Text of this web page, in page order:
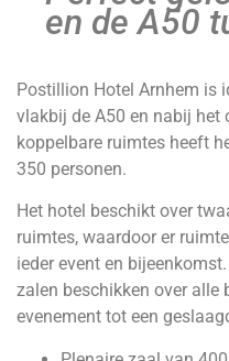
en de A50
Postillion Hotel Arnhem is
vlakbij de A50 en nabij het
koppelbare ruimtes heeft
350 personen.
Het hotel beschikt over
ruimtes, waardoor er
ieder event en
zalen beschikken over
evenement tot een